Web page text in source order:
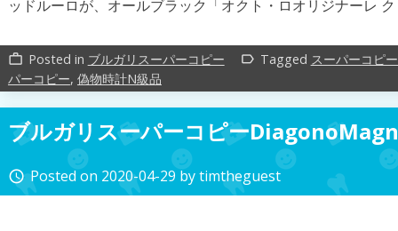
ッドルーロが、オールブラック「オクト・ロオリジナーレ
work_outline Posted in ブルガリスーパーコピー label_outline Tagged スーパーコピ
パーコピー, 偽物時計N級品
ブルガリスーパーコピー
access_time Posted on 2020-04-29 bytimtheguest